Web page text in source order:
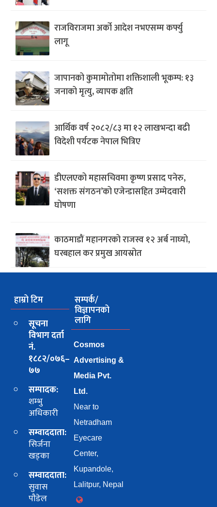
राजविराजमा अर्को आदेश नभएसम्म कर्फ्यु
लागू
जापानको कुमामोतोमा शक्तिशाली भूकम्प: १३
जनाको मृत्यु, व्यापक क्षति
आर्थिक वर्ष २०८२/८३ मा १२ लाखभन्दा बढी
विदेशी पर्यटक नेपाल भित्रिए
डीएलएको महासचिवमा कृष्ण प्रसाद पनेरु,
‘सशक्त संगठन’को एजेन्डासहित उम्मेदवारी
घोषणा
काठमाडौं महानगरको राजस्व १२ अर्ब नाघ्यो,
घरबहाल कर प्रमुख आयस्रोत
हाम्रो टिम
सूचना
विभाग दर्ता
नं.
१८८२/०७६–
७७
सम्पादक:
शम्भु
अधिकारी
सम्वाददाता:
सिर्जना
खड्का
सम्वाददाता:
सुवास
पाैडेल
सम्पर्क/
विज्ञापनको
लागि
Cosmos
Advertising &
Media Pvt.
Ltd.
Near to
Netradham
Eyecare
Center,
Kupandole,
Lalitpur, Nepal